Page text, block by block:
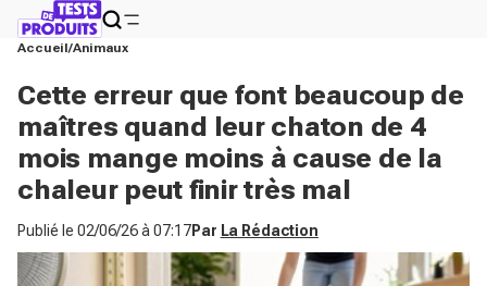
Accueil Animaux
Cette erreur que font beaucoup de
maîtres quand leur chaton de 4
mois mange moins à cause de la
chaleur peut finir très mal
Publié le 02/06/26 à 07:17Par La Rédaction